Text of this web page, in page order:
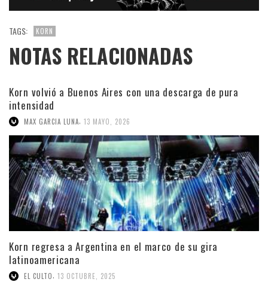
TAGS: KORN
NOTAS RELACIONADAS
Korn volvió a Buenos Aires con una descarga de pura
intensidad
MAX GARCIA LUNA 13 MAYO, 2026
Korn regresa a Argentina en el marco de su gira
latinoamericana
EL CULTO 13 OCTUBRE, 2025